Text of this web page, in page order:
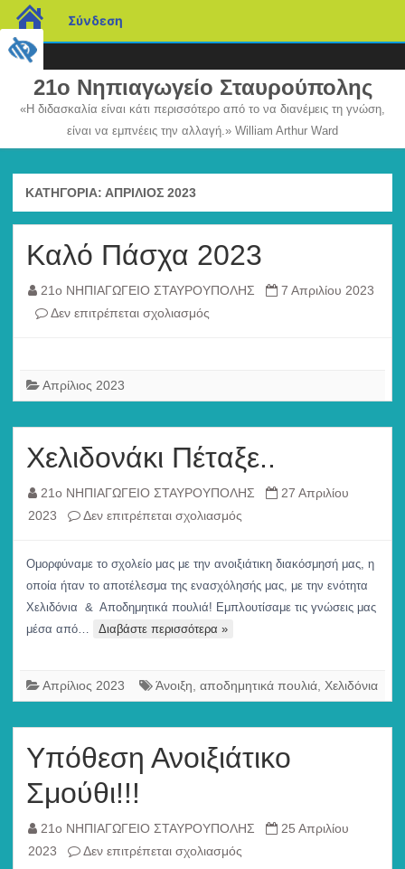
21ο Νηπιαγωγείο Σταυρούπολης
«Η διδασκαλία είναι κάτι περισσότερο από το να διανέμεις τη γνώση,
είναι να εμπνέεις την αλλαγή.» William Arthur Ward
Μετάβαση
περιεχόμενο
ΚΑΤΗΓΟΡΊΑ: ΑΠΡΊΛΙΟΣ 2023
Καλό Πάσχα 2023
21ο ΝΗΠΙΑΓΩΓΕΙΟ ΣΤΑΥΡΟΥΠΟΛΗΣ
7 Απριλίου 2023
Δεν επιτρέπεται σχολιασμός
Απρίλιος 2023
Χελιδονάκι Πέταξε..
21ο ΝΗΠΙΑΓΩΓΕΙΟ ΣΤΑΥΡΟΥΠΟΛΗΣ
27 Απριλίου
2023
Δεν επιτρέπεται σχολιασμός
Πέταξε..
Ομορφύναμε το σχολείο μας με την ανοιξιάτικη διακόσμησή μας, η
οποία ήταν το αποτέλεσμα της ενασχόλησής μας, με την ενότητα
Χελιδόνια & Αποδημητικά πουλιά! Εμπλουτίσαμε τις γνώσεις μας
μέσα από…
Διαβάστε περισσότερα »
Απρίλιος 2023 Άνοιξη αποδημητικά πουλιά Χελιδόνια
Υπόθεση Ανοιξιάτικο
Σμούθι!!!
21ο ΝΗΠΙΑΓΩΓΕΙΟ ΣΤΑΥΡΟΥΠΟΛΗΣ
25 Απριλίου
2023
Δεν επιτρέπεται σχολιασμός
blogs.sch.gr
Σύνδεση